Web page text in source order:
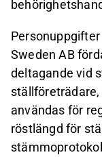
Sweden AB
deltagande vid
användas för
röstlängd för